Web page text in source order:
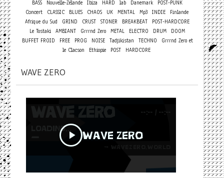
BASS
Nouvelle-Zélande Ibiza HARD lab Danemark POST-PUNK
Concert CLASSIC BLUES CHAOS UK MENTAL Mp3 INDIE
Finlande
Afrique du Sud
GRIND CRUST STONER BREAKBEAT
POST-HARDCORE
Le Tostaki
AMBIANT Grrrnd Zero METAL ELECTRO DRUM
DOOM
BUFFET FROID
FREE PROG NOISE Tadjikistan TECHNO
Grrrnd Zero et
le Clacson
Ethiopie POST HARDCORE
WAVE ZERO